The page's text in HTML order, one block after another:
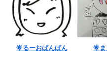
🌟るーおぱんぱん 🌟